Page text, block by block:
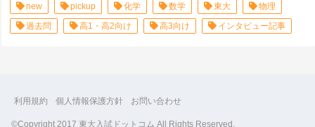
new pickup 化学 数学 東大
物理
過去問
高1・高2向け 高3向け インタビュー記事
利用規約 個人情報保護方針 お問い合わせ
©Copyright 2017 東大入試ドットコム All Rights Reserved.